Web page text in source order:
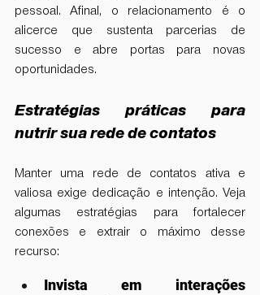
pessoal. Afinal, o relacionamento é o
alicerce que sustenta parcerias de
sucesso e abre portas para novas
oportunidades.
Estratégias práticas para
nutrir sua rede de contatos
Manter uma rede de contatos ativa e
valiosa exige dedicação e intenção. Veja
algumas estratégias para fortalecer
conexões e extrair o máximo desse
recurso:
Invista em interações